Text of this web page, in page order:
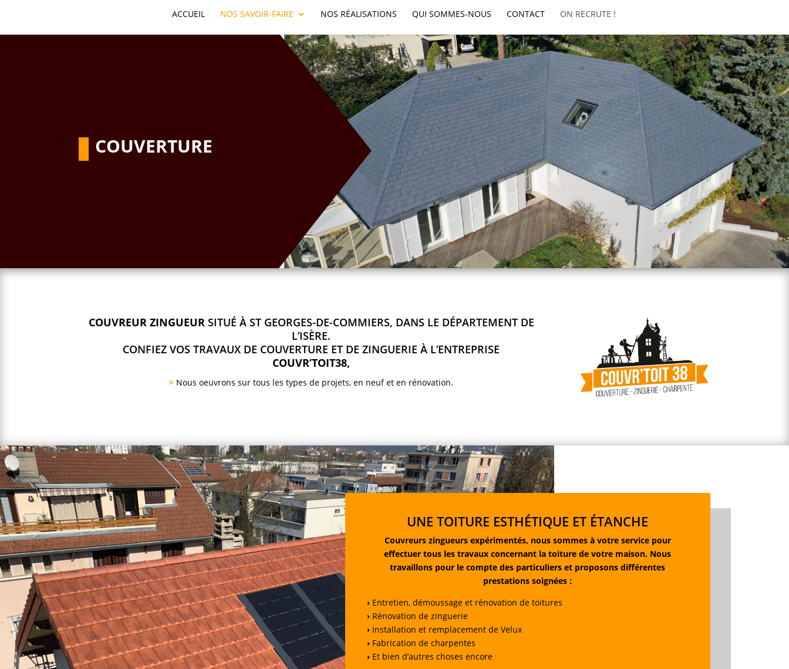
ACCUEIL NOS SAVOIR-FAIRE NOS RÉALISATIONS QUI SOMMES-NOUS CONTACT ON RECRUTE !
COUVERTURE
COUVREUR ZINGUEUR SITUÉ À ST GEORGES-DE-COMMIERS, DANS LE DÉPARTEMENT DE
L’ISÈRE.
CONFIEZ VOS TRAVAUX DE COUVERTURE ET DE ZINGUERIE À L’ENTREPRISE
COUVR’TOIT38,
> Nous oeuvrons sur tous les types de projets, en neuf et en rénovation.
UNE TOITURE ESTHÉTIQUE ET ÉTANCHE
Couvreurs zingueurs expérimentés, nous sommes à votre service pour
effectuer tous les travaux concernant la toiture de votre maison. Nous
travaillons pour le compte des particuliers et proposons différentes
prestations soignées :
› Entretien, démoussage et rénovation de toitures
› Rénovation de zinguerie
› Installation et remplacement de Velux
› Fabrication de charpentes
› Et bien d’autres choses encore